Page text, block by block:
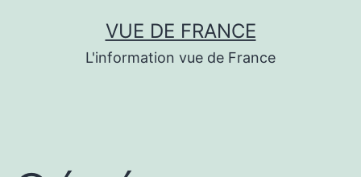
VUE DE FRANCE
L'information vue de France